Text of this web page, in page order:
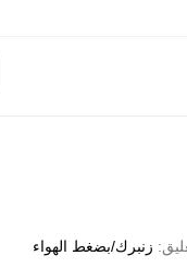
زنبرك/بضغط الهواء